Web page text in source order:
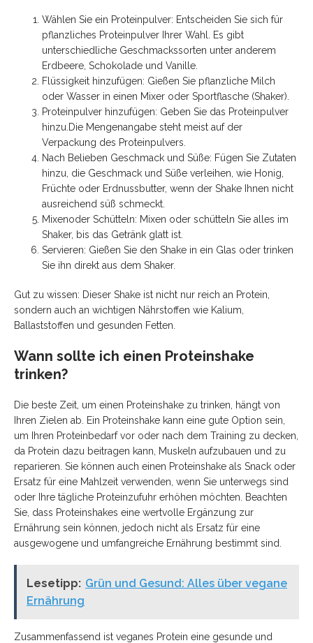
Wählen Sie ein Proteinpulver: Entscheiden Sie sich für
pflanzliches Proteinpulver Ihrer Wahl. Es gibt
unterschiedliche Geschmackssorten unter anderem
Erdbeere, Schokolade und Vanille.
Flüssigkeit hinzufügen: Gießen Sie pflanzliche Milch
oder Wasser in einen Mixer oder Sportflasche (Shaker).
Proteinpulver hinzufügen: Geben Sie das Proteinpulver
hinzu.Die Mengenangabe steht meist auf der
Verpackung des Proteinpulvers.
Nach Belieben Geschmack und Süße: Fügen Sie Zutaten
hinzu, die Geschmack und Süße verleihen, wie Honig,
Früchte oder Erdnussbutter, wenn der Shake Ihnen nicht
ausreichend süß schmeckt.
Mixenoder Schütteln: Mixen oder schütteln Sie alles im
Shaker, bis das Getränk glatt ist.
Servieren: Gießen Sie den Shake in ein Glas oder trinken
Sie ihn direkt aus dem Shaker.
Gut zu wissen: Dieser Shake ist nicht nur reich an Protein,
sondern auch an wichtigen Nährstoffen wie Kalium,
Ballaststoffen und gesunden Fetten.
Wann sollte ich einen Proteinshake
trinken?
Die beste Zeit, um einen Proteinshake zu trinken, hängt von
Ihren Zielen ab. Ein Proteinshake kann eine gute Option sein,
um Ihren Proteinbedarf vor oder nach dem Training zu decken,
da Protein dazu beitragen kann, Muskeln aufzubauen und zu
reparieren. Sie können auch einen Proteinshake als Snack oder
Ersatz für eine Mahlzeit verwenden, wenn Sie unterwegs sind
oder Ihre tägliche Proteinzufuhr erhöhen möchten. Beachten
Sie, dass Proteinshakes eine wertvolle Ergänzung zur
Ernährung sein können, jedoch nicht als Ersatz für eine
ausgewogene und umfangreiche Ernährung bestimmt sind.
Lesetipp: Grün und Gesund: Alles über vegane
Ernährung
Zusammenfassend ist veganes Protein eine gesunde und